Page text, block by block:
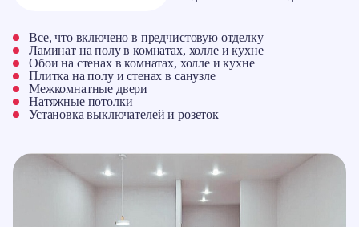
Все, что включено в предчистовую отделку
Ламинат на полу в комнатах, холле и кухне
Обои на стенах в комнатах, холле и кухне
Плитка на полу и стенах в санузле
Межкомнатные двери
Натяжные потолки
Установка выключателей и розеток